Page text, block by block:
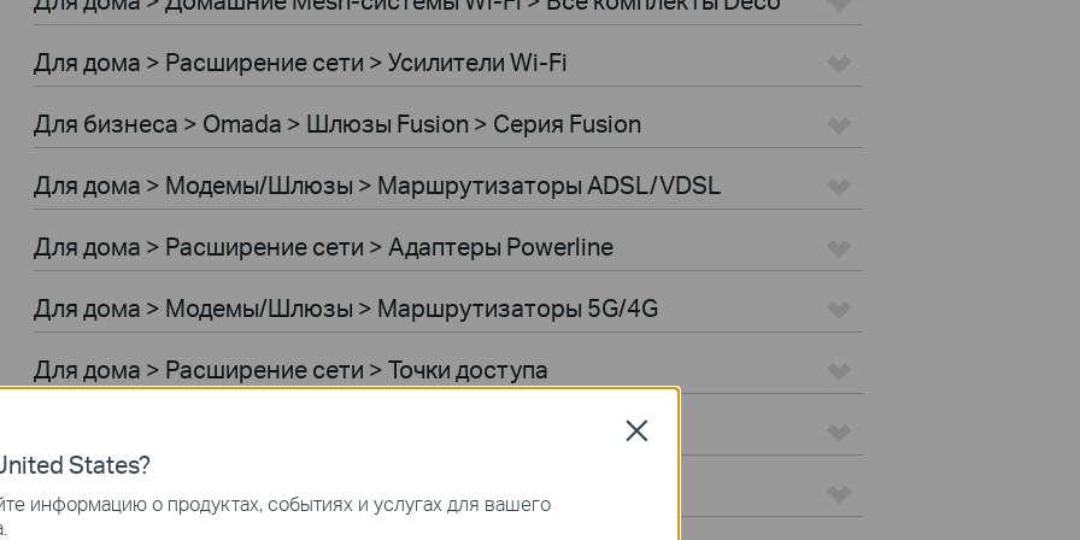
Для дома > Расширение сети > Усилители Wi-Fi
Для бизнеса > Omada > Шлюзы Fusion > Серия Fusion
Для дома > Модемы/Шлюзы > Маршрутизаторы ADSL/VDSL
Для дома > Расширение сети > Адаптеры Powerline
Для дома > Модемы/Шлюзы > Маршрутизаторы 5G/4G
Для дома > Расширение сети > Точки доступа
Умный дом > Умные розетки
States?
информацию о продуктах, событиях и услугах для вашего
Close